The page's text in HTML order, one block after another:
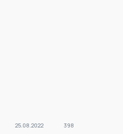
25.08.2022 398